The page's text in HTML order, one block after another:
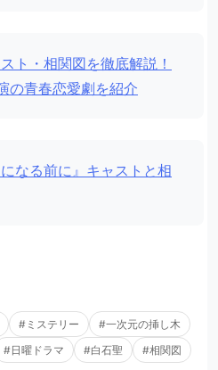
ト・相関図を徹底解説！
の青春恋愛劇を紹介
なる前に』キャストと相
#ミステリー
#一次元の挿し木
#日曜ドラマ #白石聖
#相関図